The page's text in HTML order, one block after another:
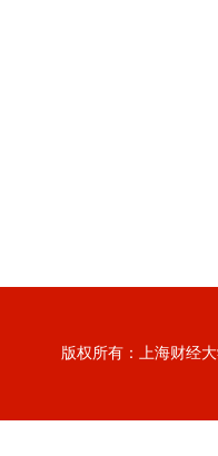
版权所有：上海财经